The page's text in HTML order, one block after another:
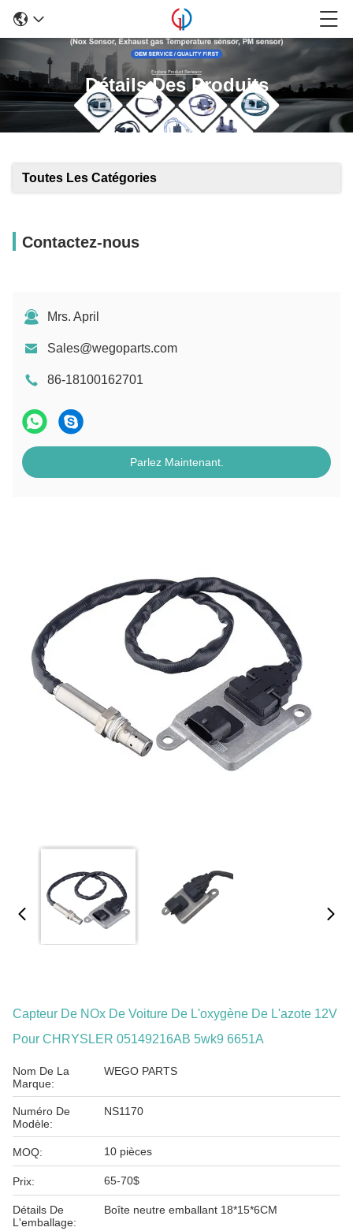
Détails Des Produits
Toutes Les Catégories
Contactez-nous
Mrs. April
Sales@wegoparts.com
86-18100162701
Parlez Maintenant.
Capteur De NOx De Voiture De L'oxygène De L'azote 12V
Pour CHRYSLER 05149216AB 5wk9 6651A
Nom De La
Marque:
WEGO PARTS
Numéro De
Modèle:
NS1170
MOQ: 10 pièces
Prix: 65-70$
Détails De
L'emballage:
Boîte neutre emballant 18*15*6CM